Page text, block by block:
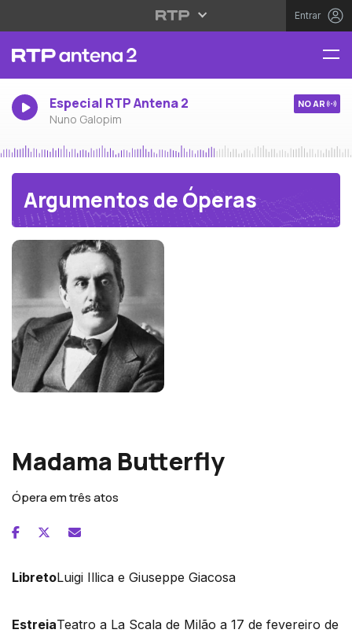
Entrar
Especial RTP Antena 2
Nuno Galopim
NO AR
Argumentos de Óperas
Madama Butterfly
Ópera em três atos
LibretoLuigi Illica e Giuseppe Giacosa
EstreiaTeatro a La Scala de Milão a 17 de fevereiro de